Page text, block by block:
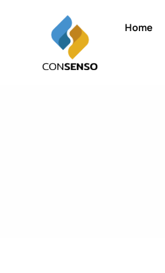
Home